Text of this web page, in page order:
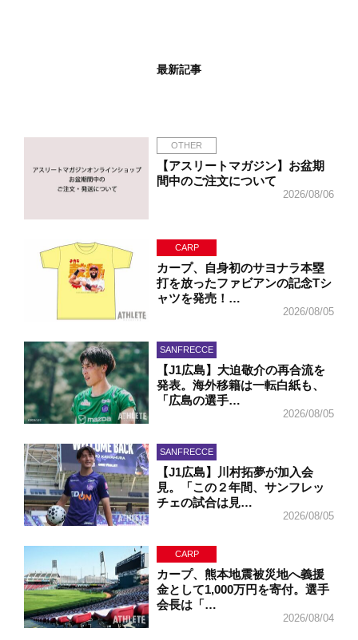
最新記事
OTHER
【アスリートマガジン】お盆期
間中のご注文について
2026/08/06
CARP
カープ、自身初のサヨナラ本塁
打を放ったファビアンの記念Tシ
ャツを発売！…
2026/08/05
SANFRECCE
【J1広島】大迫敬介の再合流を
発表。海外移籍は一転白紙も、
「広島の選手…
2026/08/05
SANFRECCE
【J1広島】川村拓夢が加入会
見。「この２年間、サンフレッ
チェの試合は見…
2026/08/05
CARP
カープ、熊本地震被災地へ義援
金として1,000万円を寄付。選手
会長は「…
2026/08/04